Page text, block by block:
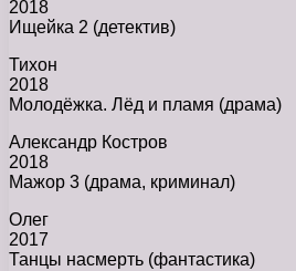
2018
Ищейка 2 (детектив)
Тихон
2018
Молодёжка. Лёд и пламя (драма)
Александр Костров
2018
Мажор 3 (драма, криминал)
Олег
2017
Танцы насмерть (фантастика)